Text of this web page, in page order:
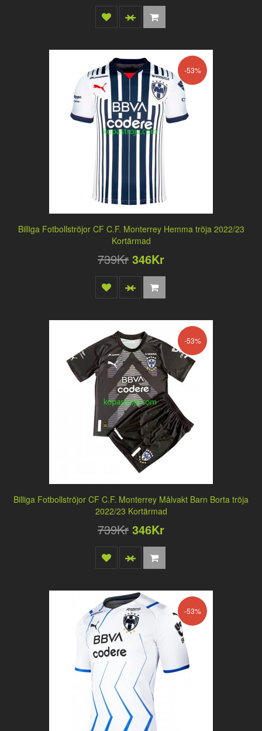
-53%
Billiga Fotbollströjor CF C.F. Monterrey Hemma tröja 2022/23
Kortärmad
739Kr 346Kr
-53%
Billiga Fotbollströjor CF C.F. Monterrey Målvakt Barn Borta tröja
2022/23 Kortärmad
739Kr 346Kr
-53%